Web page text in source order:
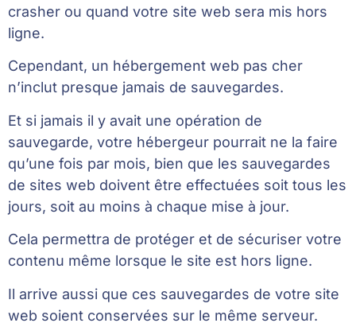
crasher ou quand votre site web sera mis hors
ligne.
Cependant, un hébergement web pas cher
n’inclut presque jamais de sauvegardes.
Et si jamais il y avait une opération de
sauvegarde, votre hébergeur pourrait ne la faire
qu’une fois par mois, bien que les sauvegardes
de sites web doivent être effectuées soit tous les
jours, soit au moins à chaque mise à jour.
Cela permettra de protéger et de sécuriser votre
contenu même lorsque le site est hors ligne.
Il arrive aussi que ces sauvegardes de votre site
web soient conservées sur le même serveur.